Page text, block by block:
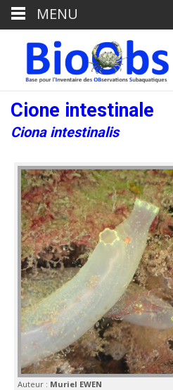
Cione intestinale
Ciona intestinalis
Auteur : Muriel EWEN
MENU